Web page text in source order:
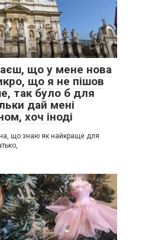
0
що у мене нова
що я не пішов
так було б для
дай мені
хоч іноді
що знаю як найкраще для